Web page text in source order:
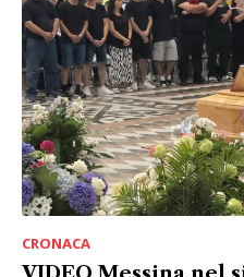
CRONACA